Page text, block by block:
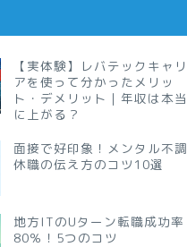
【実体験】レバテックキャリ
アを使って分かったメリッ
ト・デメリット｜年収は本当
に上がる？
面接で好印象！メンタル不調
休職の伝え方のコツ10選
地方ITのUターン転職成功率
80％！5つのコツ